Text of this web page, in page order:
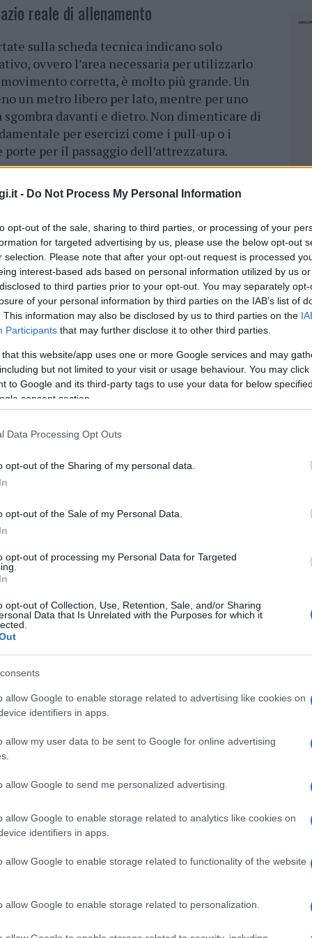
- Do Not Process My Personal Information
opt-out of the sale, sharing to third parties, or processing of your
for targeted advertising by us, please use the below opt-out
selection. Please note that after your opt-out request is processed
interest-based ads based on personal information utilized by us
to third parties prior to your opt-out. You may separately
of your personal information by third parties on the IAB’s list of
This information may also be disclosed by us to third parties on the
Participants that may further disclose it to other third parties.
that this website/app uses one or more Google services and may
but not limited to your visit or usage behaviour. You may
to Google and its third-party tags to use your data for below
consent section.
Data Processing Opt Outs
opt-out of the Sharing of my personal data.
opt-out of the Sale of my Personal Data.
opt-out of processing my Personal Data for Targeted
opt-out of Collection, Use, Retention, Sale, and/or Sharing
Data that Is Unrelated with the Purposes for which it
allow Google to enable storage related to advertising like cookies on
identifiers in apps.
allow my user data to be sent to Google for online advertising
allow Google to send me personalized advertising.
allow Google to enable storage related to analytics like cookies on
identifiers in apps.
allow Google to enable storage related to functionality of the website
allow Google to enable storage related to personalization.
reale di allenamento
sulla scheda tecnica indicano solo
ovvero l’area necessaria per utilizzarlo
corretta, è molto più grande. Un
un metro libero per lato, mentre per uno
davanti e dietro. Non dimenticare di
per esercizi come i pull-up o i
per il passaggio dell’attrezzatura.
ai monolocali e piccoli appartamenti
un singolo attrezzo che ne sostituisce tre o
regolabile con accessori per leg
quasi tutto il corpo. I manubri componibili
pesi con l’ingombro di una sola coppia. Le
sbarra per trazioni, dip station e
di perseguire obiettivi di forza e ipertrofia
per non sacrificare il soggiorno
all’allenamento, la soluzione è
Esistono sul mercato diversi attrezzi da
e cyclette che, una volta chiusi, possono
Anche le panche richiudibili e i set
per porte permettono di eseguire un
tutto, restituendo al soggiorno la sua
permanenti.
davvero minimo?
disposizione, alcuni macchinari sono
rack, sebbene eccellenti per la sicurezza,
e limitano i movimenti in ambienti stretti.
un singolo gruppo muscolare, come la leg
sono troppo ingombranti. Anche una panca
un ostacolo, rendendo difficile muoversi
risorsa spesso ignorata
calpestabile, dimenticando le pareti
trazioni a muro o a soffitto è un modo
fondamentale senza occupare spazio a
per riporre bilancieri, dischi o elastici in
libera il pavimento, rendendolo
stretching o per posizionare una panca
allenamento completo
necessariamente da macchinari
offrire una versatilità sorprendente. I